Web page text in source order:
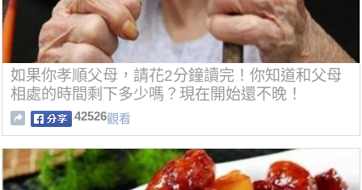
如果你孝順父母，請花2分鐘讀完！你知道和父母
相處的時間剩下多少嗎？現在開始還不晚！
42526觀看